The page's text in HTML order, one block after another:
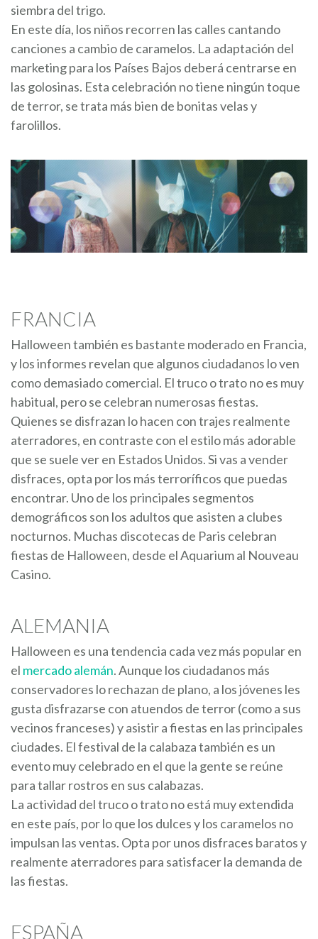
siembra del trigo.
En este día, los niños recorren las calles cantando
canciones a cambio de caramelos. La adaptación del
marketing para los Países Bajos deberá centrarse en
las golosinas. Esta celebración no tiene ningún toque
de terror, se trata más bien de bonitas velas y
farolillos.
FRANCIA
Halloween también es bastante moderado en Francia,
y los informes revelan que algunos ciudadanos lo ven
como demasiado comercial. El truco o trato no es muy
habitual, pero se celebran numerosas fiestas.
Quienes se disfrazan lo hacen con trajes realmente
aterradores, en contraste con el estilo más adorable
que se suele ver en Estados Unidos. Si vas a vender
disfraces, opta por los más terroríficos que puedas
encontrar. Uno de los principales segmentos
demográficos son los adultos que asisten a clubes
nocturnos. Muchas discotecas de Paris celebran
fiestas de Halloween, desde el Aquarium al Nouveau
Casino.
ALEMANIA
Halloween es una tendencia cada vez más popular en
el mercado alemán. Aunque los ciudadanos más
conservadores lo rechazan de plano, a los jóvenes les
gusta disfrazarse con atuendos de terror (como a sus
vecinos franceses) y asistir a fiestas en las principales
ciudades. El festival de la calabaza también es un
evento muy celebrado en el que la gente se reúne
para tallar rostros en sus calabazas.
La actividad del truco o trato no está muy extendida
en este país, por lo que los dulces y los caramelos no
impulsan las ventas. Opta por unos disfraces baratos y
realmente aterradores para satisfacer la demanda de
las fiestas.
ESPAÑA